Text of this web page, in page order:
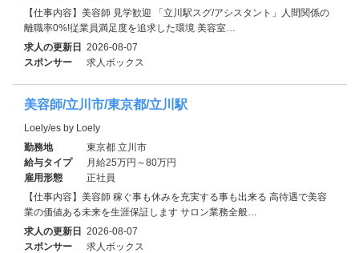
【仕事内容】美容師 見学歓迎 「立川駅スグ/アシスタント」人間関係の
離職率0%!従業員満足度を追求した環境 美容室…
求人の更新日 2026-08-07
スポンサー
求人ボックス
美容師/立川市/東京都/立川駅
Loely/es by Loely
勤務地
東京都 立川市
給与タイプ
月給25万円～80万円
雇用形態
正社員
【仕事内容】美容師 稼ぐ事も休みを充実する事も出来る 高待遇で美容
業の価値ある未来を生涯保証します サロン業務全般…
求人の更新日 2026-08-07
スポンサー
求人ボックス